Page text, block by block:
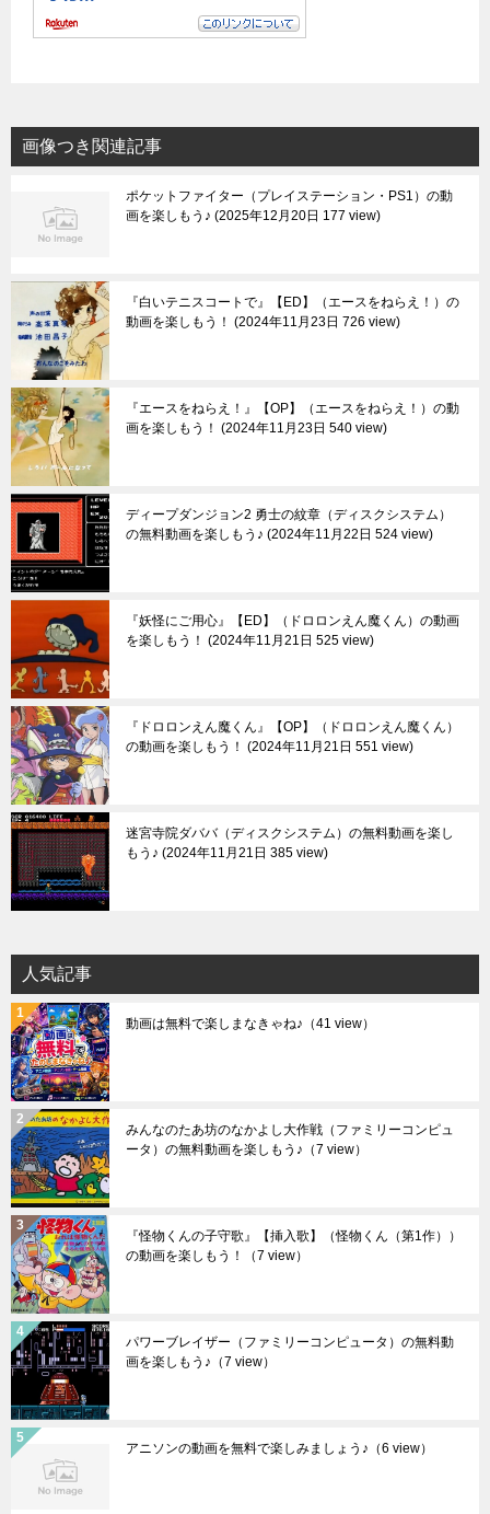
画像つき関連記事
ポケットファイター（プレイステーション・PS1）の動
画を楽しもう♪ 2025年12月20日 177 view
『白いテニスコートで』【ED】（エースをねらえ！）の
動画を楽しもう！
2024年11月23日 726 view
『エースをねらえ！』【OP】（エースをねらえ！）の動
画を楽しもう！
2024年11月23日 540 view
ディープダンジョン2 勇士の紋章（ディスクシステム）
の無料動画を楽しもう♪ 2024年11月22日 524 view
『妖怪にご用心』【ED】（ドロロンえん魔くん）の動画
を楽しもう！
2024年11月21日 525 view
『ドロロンえん魔くん』【OP】（ドロロンえん魔くん）
の動画を楽しもう！
2024年11月21日 551 view
迷宮寺院ダババ（ディスクシステム）の無料動画を楽し
もう♪ 2024年11月21日 385 view
人気記事
動画は無料で楽しまなきゃね♪ （41 view）
みんなのたあ坊のなかよし大作戦（ファミリーコンピュ
ータ）の無料動画を楽しもう♪ （7 view）
『怪物くんの子守歌』【挿入歌】（怪物くん（第1作））
の動画を楽しもう！
（7 view）
パワーブレイザー（ファミリーコンピュータ）の無料動
画を楽しもう♪ （7 view）
アニソンの動画を無料で楽しみましょう♪ （6 view）